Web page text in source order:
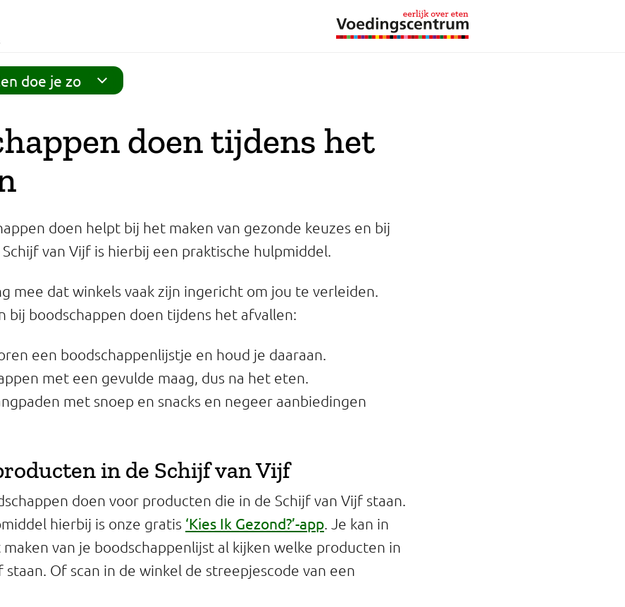
doe je zo
doen tijdens het
doen helpt bij het maken van gezonde keuzes en bij
van Vijf is hierbij een praktische hulpmiddel.
mee dat winkels vaak zijn ingericht om jou te verleiden.
bij boodschappen doen tijdens het afvallen:
een boodschappenlijstje en houd je daaraan.
met een gevulde maag, dus na het eten.
met snoep en snacks en negeer aanbiedingen
in de Schijf van Vijf
doen voor producten die in de Schijf van Vijf staan.
hierbij is onze gratis ‘Kies Ik Gezond?’-app. Je kan in
van je boodschappenlijst al kijken welke producten in
staan. Of scan in de winkel de streepjescode van een